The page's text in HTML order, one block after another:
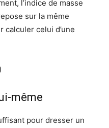
l’indice de masse
sur la même
celui d’une
même
pour dresser un